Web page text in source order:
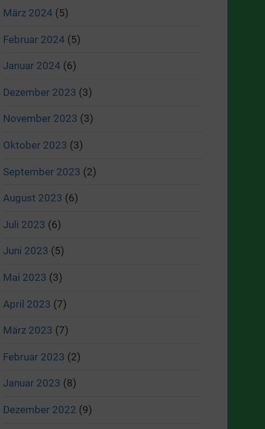
März 2024 (5)
Februar 2024 (5)
Januar 2024 (6)
Dezember 2023 (3)
November 2023 (3)
Oktober 2023 (3)
September 2023 (2)
August 2023 (6)
Juli 2023 (6)
Juni 2023 (5)
Mai 2023 (3)
April 2023 (7)
März 2023 (7)
Februar 2023 (2)
Januar 2023 (8)
Dezember 2022 (9)